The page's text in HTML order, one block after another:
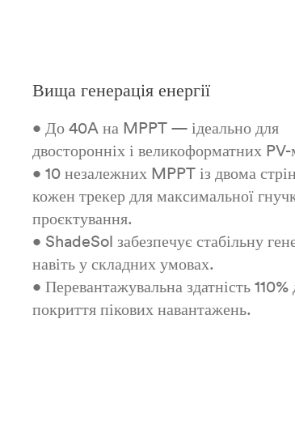
Вища генерація енергії
• До 40A на MPPT — ідеально для
двосторонніх і великоформатних PV-
• 10 незалежних MPPT із двома
кожен трекер для максимальної
проєктування.
• ShadeSol забезпечує стабільну
навіть у складних умовах.
• Перевантажувальна здатність 110%
покриття пікових навантажень.